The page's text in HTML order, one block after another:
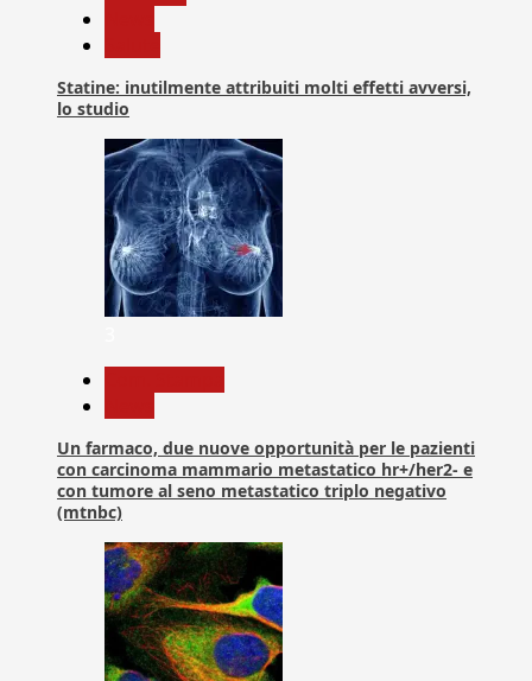
Statine: inutilmente attribuiti molti effetti avversi,
lo studio
Un farmaco, due nuove opportunità per le pazienti
con carcinoma mammario metastatico hr+/her2- e
con tumore al seno metastatico triplo negativo
(mtnbc)